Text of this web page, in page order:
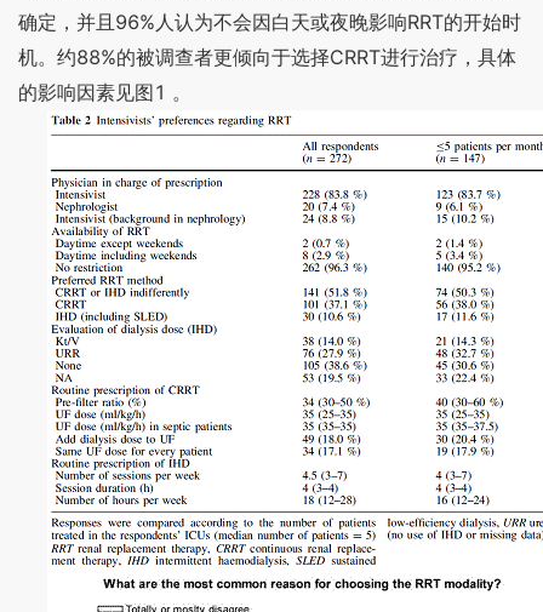
确定，并且 96% 人认为不会因白天或夜晚影响RRT的开始时
机。约88%的被调查者更倾向于选择CRRT进行治疗，具体
的影响因素见图 1 。